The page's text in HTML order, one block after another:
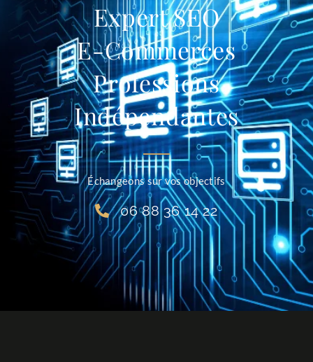
Expert SEO
E-Commerces
Professions
Indépendantes
Échangeons sur vos objectifs
06 88 36 14 22